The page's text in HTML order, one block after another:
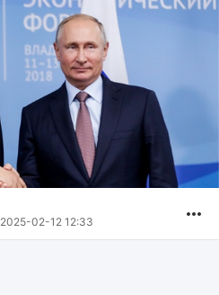
2025-02-12 12:33